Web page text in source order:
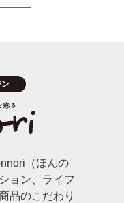
（ほんの
ョン、ライフ
品のこだわり